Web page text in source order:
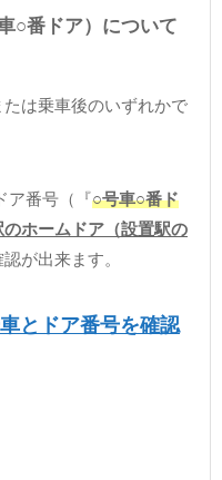
○番ドア）について
は乗車後のいずれかで
ア番号（『○号車○番ド
のホームドア（設置駅の
が出来ます。
とドア番号を確認